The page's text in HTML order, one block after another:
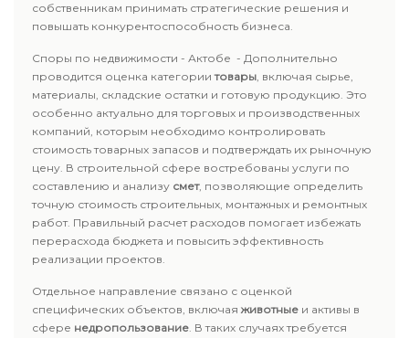
собственникам принимать стратегические решения и
повышать конкурентоспособность бизнеса.
Споры по недвижимости - Актобе - Дополнительно
проводится оценка категориитовары, включая сырье,
материалы, складские остатки и готовую продукцию. Это
особенно актуально для торговых и производственных
компаний, которым необходимо контролировать
стоимость товарных запасов и подтверждать их рыночную
цену. В строительной сфере востребованы услуги по
составлению и анализу смет, позволяющие определить
точную стоимость строительных, монтажных и ремонтных
работ. Правильный расчет расходов помогает избежать
перерасхода бюджета и повысить эффективность
реализации проектов.
Отдельное направление связано с оценкой
специфических объектов, включаяживотные и активы в
сфере недропользование. В таких случаях требуется